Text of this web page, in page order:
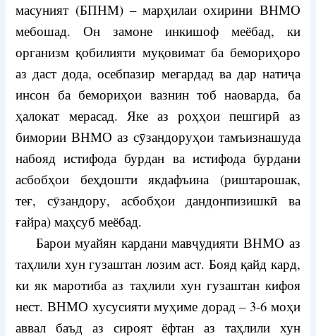
масуният (БПНМ) – марҳилаи охирини ВНМО
мебошад. Он замоне инкишоф меёбад, ки
организм қобилияти муқовимат ба бемориҳоро
аз даст дода, осебпазир мегардад ва дар натиҷа
инсон ба бемориҳои вазнин тоб наоварда, ба
ҳалокат мерасад. Яке аз роҳҳои пешгирӣ аз
бимории ВНМО аз сӯзандоруҳои тамъизнашуда
набояд истифода бурдан ва истифода бурдани
асбобҳои беҳдошти якдафъина (риштарошак,
теғ, сӯзандору, асбобҳои дандонпизишкӣ ва
ғайра) маҳсуб меёбад.
Барои муайян кардани мавҷудияти ВНМО аз
таҳлили хун гузаштан лозим аст. Бояд қайд кард,
ки як маротиба аз таҳлили хун гузаштан кифоя
нест. ВНМО хусусияти муҳиме дорад – 3-6 моҳи
аввал баъд аз сироят ёфтан аз таҳлили хун